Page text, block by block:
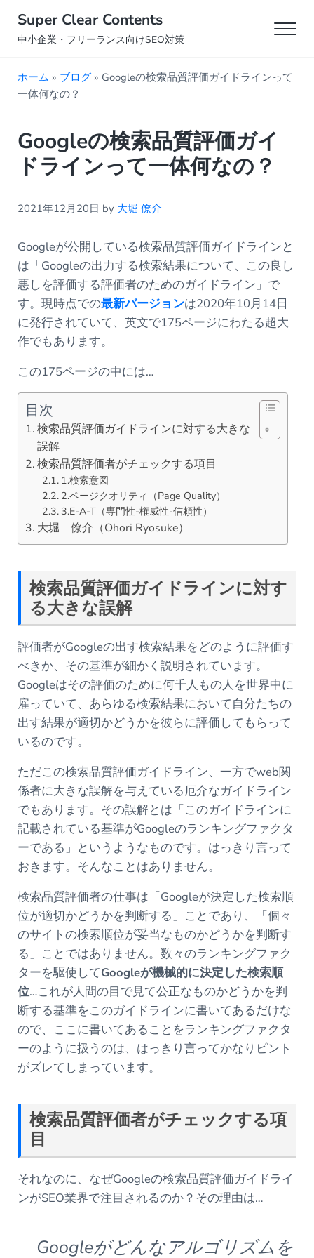
Super Clear Contents
中小企業・フリーランス向けSEO対策
ホーム » ブログ» Googleの検索品質評価ガイドラインって
一体何なの？
Googleの検索品質評価ガイ
ドラインって一体何なの？
2021年12月20日 by 大堀 僚介
Googleが公開している検索品質評価ガイドラインと
は「Googleの出力する検索結果について、この良し
悪しを評価する評価者のためのガイドライン」で
す。現時点での最新バージョンは2020年10月14日
に発行されていて、英文で175ページにわたる超大
作でもあります。
この175ページの中には…
目次
検索品質評価ガイドラインに対する大きな
誤解
検索品質評価者がチェックする項目
1.検索意図
2.ページクオリティ（Page Quality）
3.E-A-T（専門性-権威性-信頼性）
大堀 僚介（Ohori Ryosuke）
検索品質評価ガイドラインに対す
る大きな誤解
評価者がGoogleの出す検索結果をどのように評価す
べきか、その基準が細かく説明されています。
Googleはその評価のために何千人もの人を世界中に
雇っていて、あらゆる検索結果において自分たちの
出す結果が適切かどうかを彼らに評価してもらって
いるのです。
ただこの検索品質評価ガイドライン、一方でweb関
係者に大きな誤解を与えている厄介なガイドライン
でもあります。その誤解とは「このガイドラインに
記載されている基準がGoogleのランキングファクタ
ーである」というようなものです。はっきり言って
おきます。そんなことはありません。
検索品質評価者の仕事は「Googleが決定した検索順
位が適切かどうかを判断する」ことであり、「個々
のサイトの検索順位が妥当なものかどうかを判断す
る」ことではありません。数々のランキングファク
ターを駆使してGoogleが機械的に決定した検索順
位…これが人間の目で見て公正なものかどうかを判
断する基準をこのガイドラインに書いてあるだけな
ので、ここに書いてあることをランキングファクタ
ーのように扱うのは、はっきり言ってかなりピント
がズレてしまっています。
検索品質評価者がチェックする項
目
それなのに、なぜGoogleの検索品質評価ガイドライ
ンがSEO業界で注目されるのか？その理由は…
Googleがどんなアルゴリズムを